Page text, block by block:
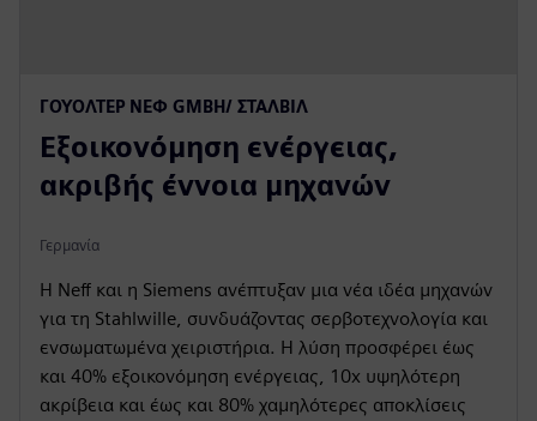
ΓΟΥΌΛΤΕΡ ΝΕΦ GMBH/ ΣΤΆΛΒΙΛ
Εξοικονόμηση ενέργειας,
ακριβής έννοια μηχανών
Γερμανία
Η Neff και η Siemens ανέπτυξαν μια νέα ιδέα μηχανών
για τη Stahlwille, συνδυάζοντας σερβοτεχνολογία και
ενσωματωμένα χειριστήρια. Η λύση προσφέρει έως
και 40% εξοικονόμηση ενέργειας, 10x υψηλότερη
ακρίβεια και έως και 80% χαμηλότερες αποκλίσεις